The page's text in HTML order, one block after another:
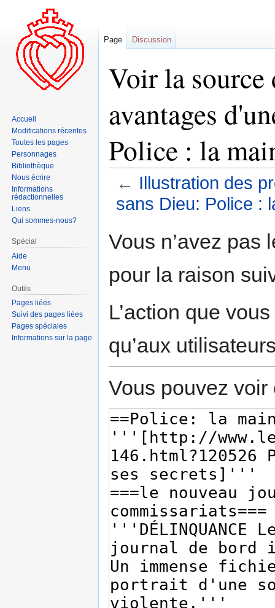
Voir la source
avantages
Police : la
← Illustration des
sans Dieu: Police :
à
navigation
à
recherche
Vous n’avez pas
pour la raison
L’action que
qu’aux
Vous pouvez
Page Discussion
Accueil
Modifications récentes
Toutes les pages
Personnages
Bibliothèque
Nous écrire
Informations
rédactionnelles
Liens
Qui sommes-nous?
Spécial
Aide
Menu
Outils
Pages liées
Suivi des pages liées
Pages spéciales
Informations sur la page